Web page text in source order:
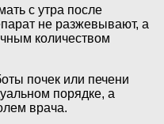
с утра после
не разжевывают, а
количеством
почек или печени
порядке, а
врача.